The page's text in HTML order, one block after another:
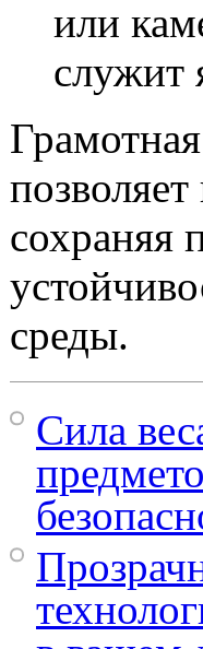
или
служит
сохраняя
среды.
Сила